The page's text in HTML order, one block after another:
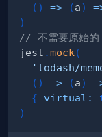
( ) => (a)
)
// 不需要原始
jest .mock (
'lodash/
( ) => (a)
{
virtual :
)